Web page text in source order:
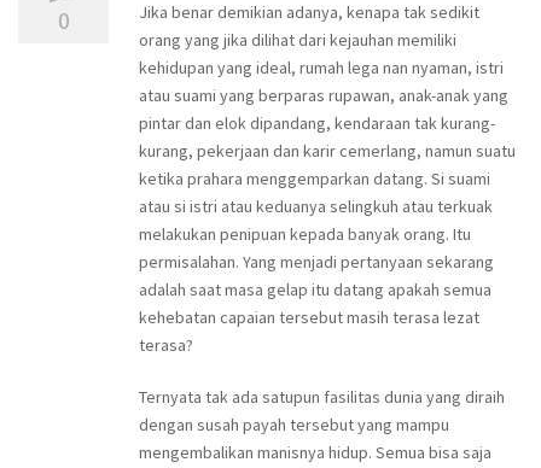
0
Jika benar demikian adanya, kenapa tak sedikit
orang yang jika dilihat dari kejauhan memiliki
kehidupan yang ideal, rumah lega nan nyaman, istri
atau suami yang berparas rupawan, anak-anak yang
pintar dan elok dipandang, kendaraan tak kurang-
kurang, pekerjaan dan karir cemerlang, namun suatu
ketika prahara menggemparkan datang. Si suami
atau si istri atau keduanya selingkuh atau terkuak
melakukan penipuan kepada banyak orang. Itu
permisalahan. Yang menjadi pertanyaan sekarang
adalah saat masa gelap itu datang apakah semua
kehebatan capaian tersebut masih terasa lezat
terasa?
Ternyata tak ada satupun fasilitas dunia yang diraih
dengan susah payah tersebut yang mampu
mengembalikan manisnya hidup. Semua bisa saja